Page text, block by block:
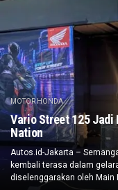
MOTOR HONDA
Vario Street 125
Nation
Autos.id-Jakarta –
kembali terasa dalam
diselenggarakan oleh Main